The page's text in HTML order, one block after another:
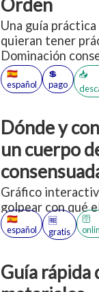
Orden
Una guía
quieran tener
Dominación
Compilamos
aplicaciones de
🇪🇸
español
💲
pago
📥
Dónde y
un cuerpo
Gráfico
golpear con qué
partes del cuerpo,
consensuada.
🇪🇸
español
🆓
gratis
🛜
Guía rápida